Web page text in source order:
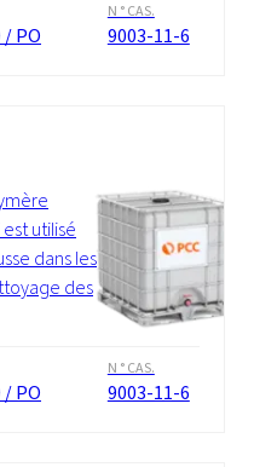
/ PO
N ° CAS.
9003-11-6
utilisé
dans les
des
/ PO
N ° CAS.
9003-11-6